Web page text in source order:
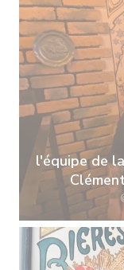
l'équipe de